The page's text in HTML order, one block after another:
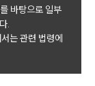
바탕으로 일부
.
는 관련 법령에